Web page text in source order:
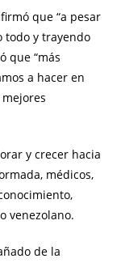
que “a pesar
todo y trayendo
que “más
a hacer en
y crecer hacia
médicos,
venezolano.
de la